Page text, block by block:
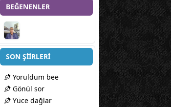
BEĞENENLER
SON ŞİİRLERİ
Yoruldum bee
Gönül sor
Yüce dağlar